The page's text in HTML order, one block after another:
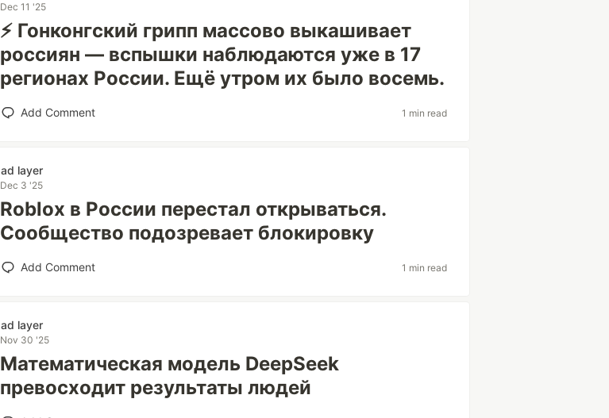
Dec 11 '25
⚡️ Гонконгский грипп массово выкашивает
россиян — вспышки наблюдаются уже в 17
регионах России. Ещё утром их было восемь.
Add Comment 1 min read
ad layer
Dec 3 '25
Roblox в России перестал открываться.
Сообщество подозревает блокировку
Add Comment 1 min read
ad layer
Nov 30 '25
Математическая модель DeepSeek
превосходит результаты людей